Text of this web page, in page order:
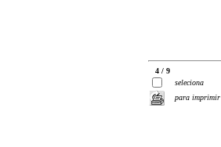
4 / 9
seleciona
para imprimir